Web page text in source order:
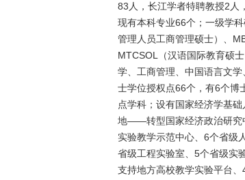
83人，长江学者特聘教授2人
现有本科专业66个；一级学
管理人员工商管理硕士）、
MTCSOL（汉语国际教育硕
学、工商管理、中国语言文
士学位授权点66个，有6个博
点学科；设有国家经济学基
地——转型国家经济政治研究
实验教学示范中心、6个省级
省级工程实验室、5个省级实
支持地方高校教学实验平台